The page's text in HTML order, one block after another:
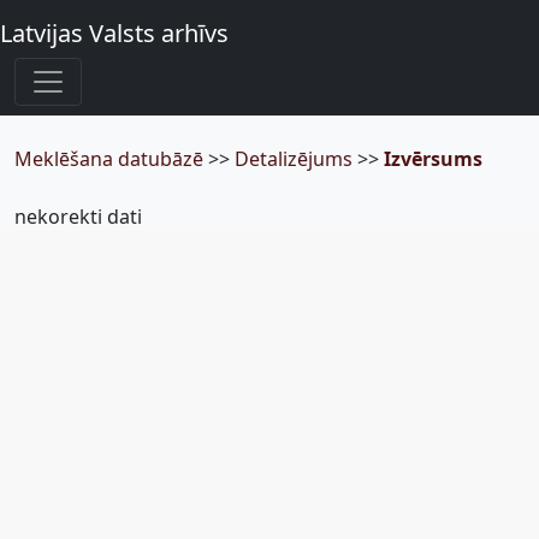
Latvijas Valsts arhīvs
Meklēšana datubāzē>> Detalizējums >>Izvērsums
nekorekti dati